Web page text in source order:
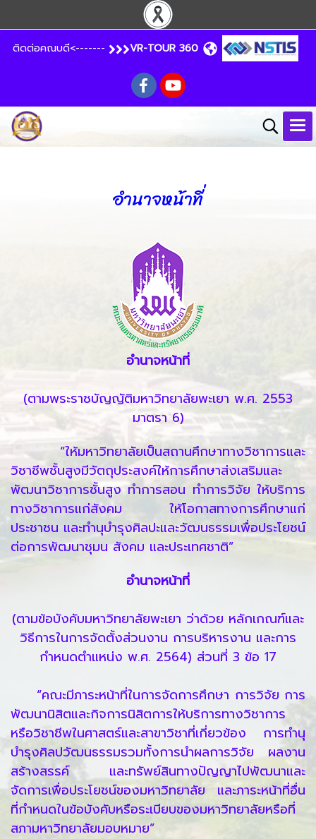
ติดต่อคณบดี<------- VR-TOUR 360
อำนาจหน้าที่
อำนาจหน้าที่
(ตามพระราชบัญญัติมหาวิทยาลัยพะเยา พ.ศ. 2553
มาตรา 6)
“ให้มหาวิทยาลัยเป็นสถานศึกษาทางวิชาการและ
วิชาชีพชั้นสูงมีวัตถุประสงค์ให้การศึกษาส่งเสริมและ
พัฒนาวิชาการชั้นสูง ทำการสอน ทำการวิจัย ให้บริการ
ทางวิชาการแก่สังคม ให้โอกาสทางการศึกษาแก่
ประชาชน และทำนุบำรุงศิลปะและวัฒนธรรมเพื่อประโยชน์
ต่อการพัฒนาชุมน สังคม และประเทศชาติ”
อำนาจหน้าที่
(ตามข้อบังคับมหาวิทยาลัยพะเยา ว่าด้วย หลักเกณฑ์และ
วิธีการในการจัดตั้งส่วนงาน การบริหารงาน และการ
กำหนดตำแหน่ง พ.ศ. 2564) ส่วนที่ 3 ข้อ 17
“คณะมีภาระหน้าที่ในการจัดการศึกษา การวิจัย การ
พัฒนานิสิตและกิจการนิสิตการให้บริการทางวิชาการ
หรือวิชาชีพในศาสตร์และสาขาวิชาที่เกี่ยวข้อง การทำนุ
บำรุงศิลปวัฒนธรรมรวมทั้งการนำผลการวิจัย ผลงาน
สร้างสรรค์ และทรัพย์สินทางปัญญาไปพัฒนาและ
จัดการเพื่อประโยชน์ของมหาวิทยาลัย และภาระหน้าที่อื่น
ที่กำหนดในข้อบังคับหรือระเบียบของมหาวิทยาลัยหรือที่
สภามหาวิทยาลัยมอบหมาย”